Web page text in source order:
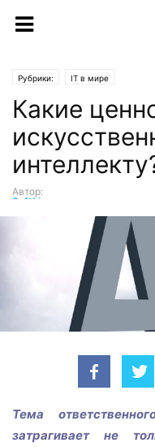
Рубрики: IT в мире
Какие
Автор:
SoftLine
Тема
затрагивает не